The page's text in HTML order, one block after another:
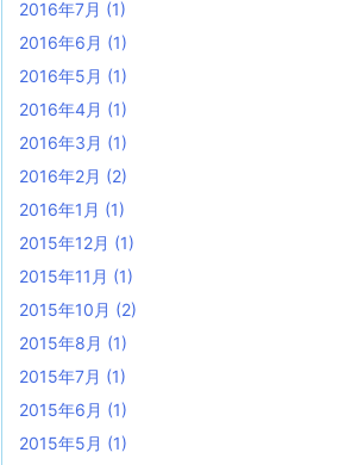
2016年7月 (1)
2016年6月 (1)
2016年5月 (1)
2016年4月 (1)
2016年3月 (1)
2016年2月 (2)
2016年1月 (1)
2015年12月 (1)
2015年11月 (1)
2015年10月 (2)
2015年8月 (1)
2015年7月 (1)
2015年6月 (1)
2015年5月 (1)